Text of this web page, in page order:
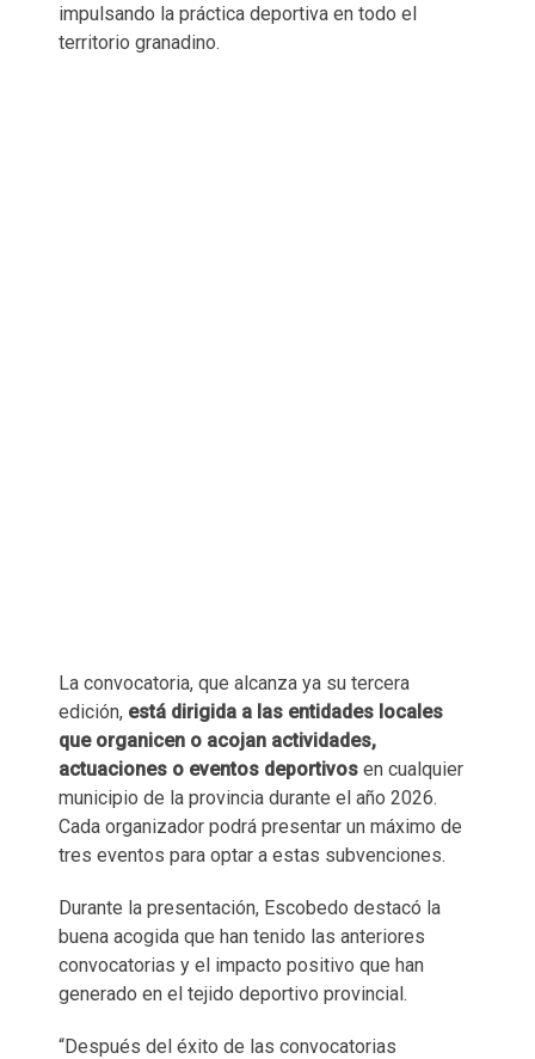
impulsando la práctica deportiva en todo el
territorio granadino.
La convocatoria, que alcanza ya su tercera
edición, está dirigida a las entidades locales
que organicen o acojan actividades,
actuaciones o eventos deportivos en cualquier
municipio de la provincia durante el año 2026.
Cada organizador podrá presentar un máximo de
tres eventos para optar a estas subvenciones.
Durante la presentación, Escobedo destacó la
buena acogida que han tenido las anteriores
convocatorias y el impacto positivo que han
generado en el tejido deportivo provincial.
“Después del éxito de las convocatorias